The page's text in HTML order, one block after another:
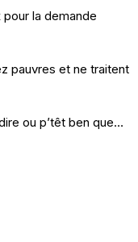
la demande
pauvres et ne traitent
ou p’têt ben que…